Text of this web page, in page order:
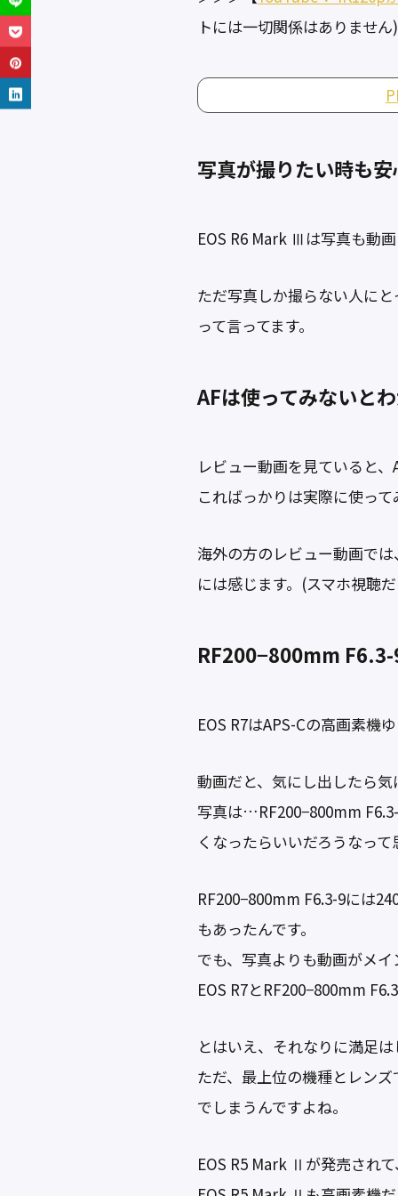
トには一切関係はありません)
写真が撮りたい時も
EOS R6 Mark Ⅲは写真も動
ただ写真しか撮らない人に
って言ってます。
AFは使ってみないと
レビュー動画を見ていると
こればっかりは実際に使っ
海外の方のレビュー動画で
には感じます。(スマホ視聴
RF200−800mm
EOS R7はAPS-Cの高画素機
動画だと、気にし出したら
写真は…RF200−800mm
くなったらいいだろうなっ
RF200−800mm F6.3-9には
もあったんです。
でも、写真よりも動画がメ
EOS R7とRF200−800mm
とはいえ、それなりに満足
ただ、最上位の機種とレン
でしまうんですよね。
EOS R5 Mark Ⅱが発売され